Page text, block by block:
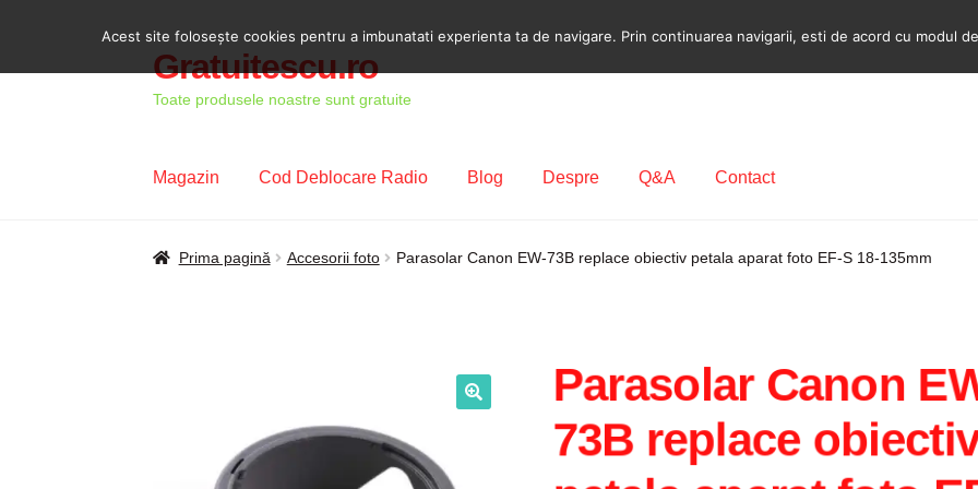
Sari
navigare
Sari
conținut
Gratuitescu.ro
Toate produsele noastre sunt gratuite
Magazin Cod Deblocare Radio Blog Despre Q&A Contact
Prima pagină Blog Cod Deblocare Radio, Decodare Casetofon Auto Contact Contul meu Coș Despre
Prima pagină Accesorii foto Parasolar Canon EW-73B replace obiectiv petala aparat foto EF-S 18-135mm
Parasolar Canon
73B replace
Acest site foloseşte cookies pentru a imbunatati experienta ta de navigare. Prin continuarea navigarii, esti de acord cu modul